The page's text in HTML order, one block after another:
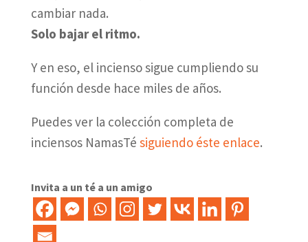
cambiar nada.
Solo bajar el ritmo.
Y en eso, el incienso sigue cumpliendo su
función desde hace miles de años.
Puedes ver la colección completa de
inciensos NamasTé siguiendo éste enlace.
Invita a un té a un amigo